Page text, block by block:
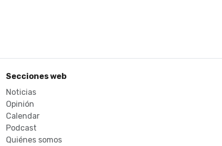
Secciones web
Noticias
Opinión
Calendar
Podcast
Quiénes somos